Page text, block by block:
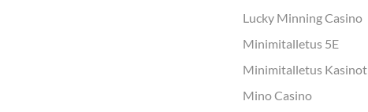
Lucky Minning Casino
Minimitalletus 5E
Minimitalletus Kasinot
Mino Casino